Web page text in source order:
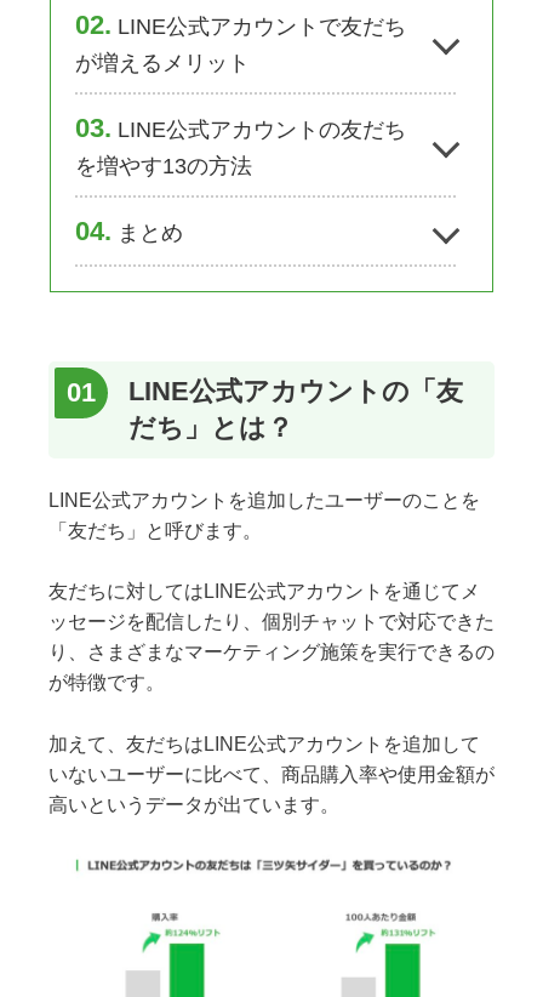
2 LINE公式アカウントで友だち
が増えるメリット
3 LINE公式アカウントの友だち
を増やす13の方法
4 まとめ
LINE公式アカウントの「友
だち」とは？
LINE公式アカウントを追加したユーザーのことを
「友だち」と呼びます。
友だちに対してはLINE公式アカウントを通じてメ
ッセージを配信したり、個別チャットで対応できた
り、さまざまなマーケティング施策を実行できるの
が特徴です。
加えて、友だちはLINE公式アカウントを追加して
いないユーザーに比べて、商品購入率や使用金額が
高いというデータが出ています。